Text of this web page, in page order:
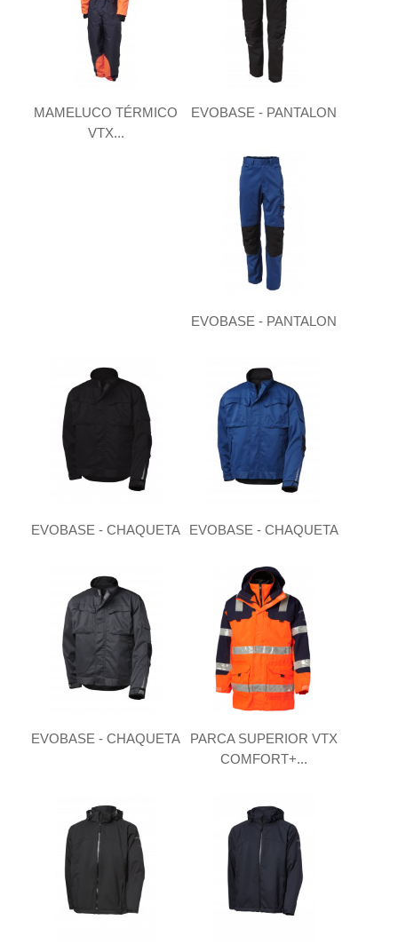
MAMELUCO TÉRMICO
VTX...
EVOBASE - PANTALON
EVOBASE - PANTALON
EVOBASE - CHAQUETA EVOBASE - CHAQUETA
EVOBASE - CHAQUETA
PARCA SUPERIOR VTX
COMFORT+...